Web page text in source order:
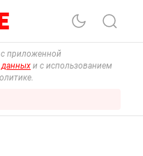
с приложенной
данных и с использованием